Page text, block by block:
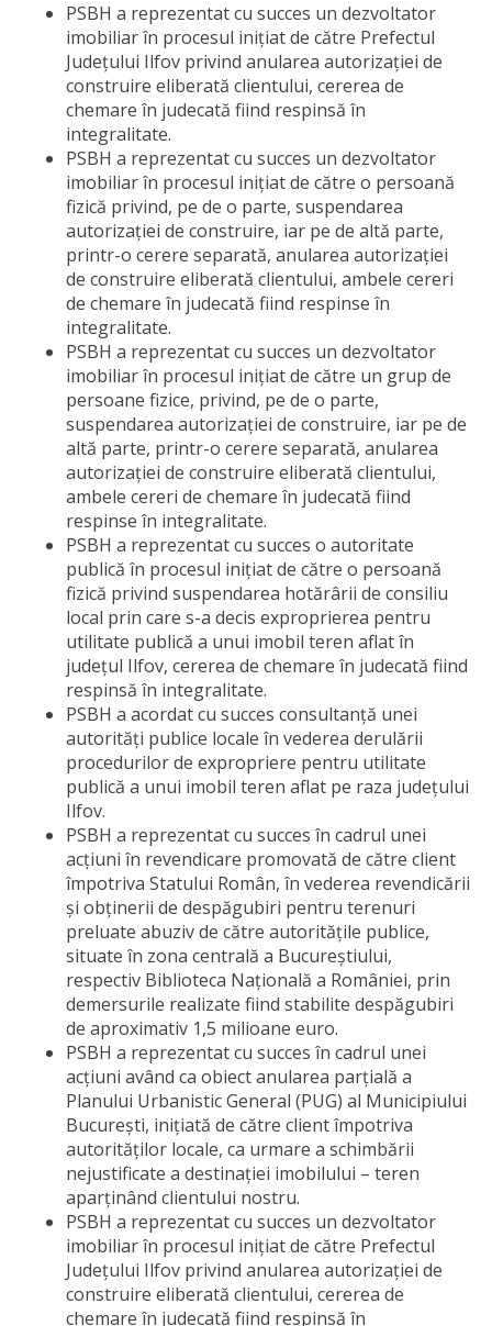
PSBH a reprezentat cu succes un dezvoltator
imobiliar în procesul inițiat de către Prefectul
Județului Ilfov privind anularea autorizației de
construire eliberată clientului, cererea de
chemare în judecată fiind respinsă în
integralitate.
PSBH a reprezentat cu succes un dezvoltator
imobiliar în procesul inițiat de către o persoană
fizică privind, pe de o parte, suspendarea
autorizației de construire, iar pe de altă parte,
printr-o cerere separată, anularea autorizației
de construire eliberată clientului, ambele cereri
de chemare în judecată fiind respinse în
integralitate.
PSBH a reprezentat cu succes un dezvoltator
imobiliar în procesul inițiat de către un grup de
persoane fizice, privind, pe de o parte,
suspendarea autorizației de construire, iar pe de
altă parte, printr-o cerere separată, anularea
autorizației de construire eliberată clientului,
ambele cereri de chemare în judecată fiind
respinse în integralitate.
PSBH a reprezentat cu succes o autoritate
publică în procesul inițiat de către o persoană
fizică privind suspendarea hotărârii de consiliu
local prin care s-a decis exproprierea pentru
utilitate publică a unui imobil teren aflat în
județul Ilfov, cererea de chemare în judecată fiind
respinsă în integralitate.
PSBH a acordat cu succes consultanță unei
autorități publice locale în vederea derulării
procedurilor de expropriere pentru utilitate
publică a unui imobil teren aflat pe raza județului
Ilfov.
PSBH a reprezentat cu succes în cadrul unei
acțiuni în revendicare promovată de către client
împotriva Statului Român, în vederea revendicării
și obținerii de despăgubiri pentru terenuri
preluate abuziv de către autoritățile publice,
situate în zona centrală a Bucureștiului,
respectiv Biblioteca Națională a României, prin
demersurile realizate fiind stabilite despăgubiri
de aproximativ 1,5 milioane euro.
PSBH a reprezentat cu succes în cadrul unei
acțiuni având ca obiect anularea parțială a
Planului Urbanistic General (PUG) al Municipiului
București, inițiată de către client împotriva
autorităților locale, ca urmare a schimbării
nejustificate a destinației imobilului – teren
aparținând clientului nostru.
PSBH a reprezentat cu succes un dezvoltator
imobiliar în procesul inițiat de către Prefectul
Județului Ilfov privind anularea autorizației de
construire eliberată clientului, cererea de
chemare în judecată fiind respinsă în